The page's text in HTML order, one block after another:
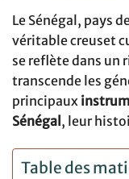
Le Sénégal, pays
véritable creuset
se reflète dans un
transcende les
principaux
Sénégal , leur
Table des